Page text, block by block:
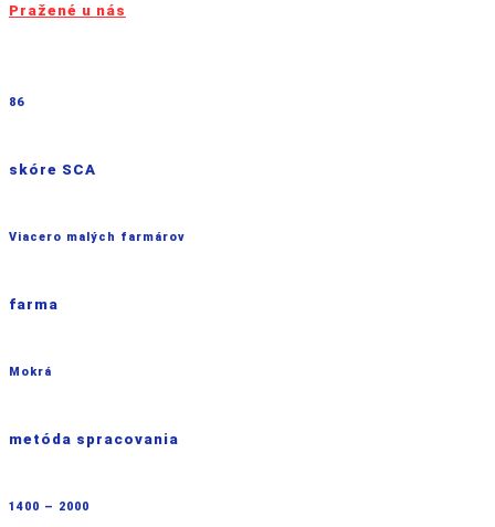
Pražené u nás
86
skóre SCA
Viacero malých farmárov
farma
Mokrá
metóda spracovania
1400 – 2000